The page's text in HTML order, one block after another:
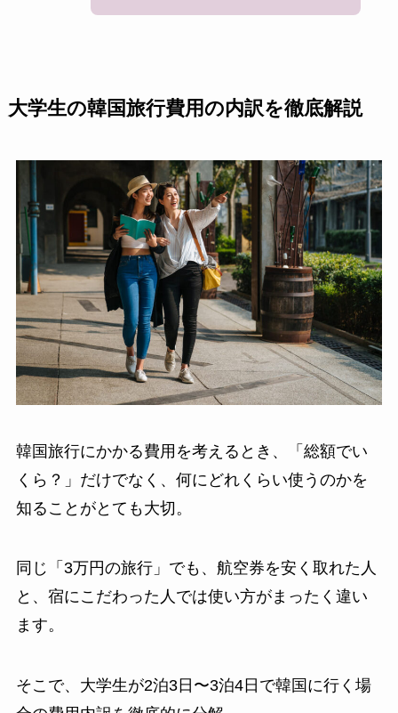
大学生の韓国旅行費用の内訳を徹底解説
韓国旅行にかかる費用を考えるとき、「総額でい
くら？」だけでなく、何にどれくらい使うのかを
知ることがとても大切。
同じ「3万円の旅行」でも、航空券を安く取れた人
と、宿にこだわった人では使い方がまったく違い
ます。
そこで、大学生が2泊3日〜3泊4日で韓国に行く場